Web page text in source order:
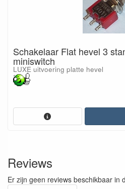
Schakelaar Flat hevel 3
miniswitch
LUXE uitvoering platte hevel
Reviews
Er zijn geen reviews beschikbaar in